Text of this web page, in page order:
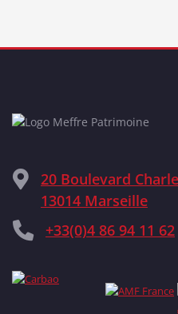
20 Boulevard
13014 Marseille
+33(0)4 86 94 11 62